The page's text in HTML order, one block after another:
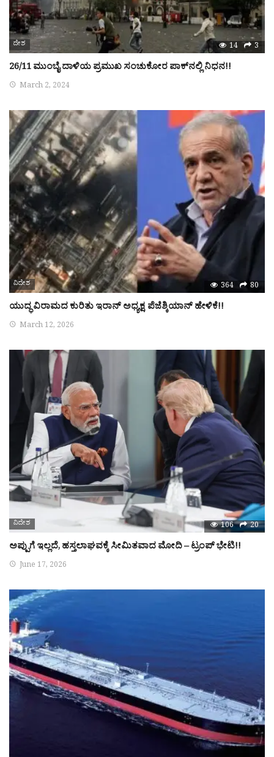
ದೇಶ 14 3
26/11 ಮುಂಬೈ ದಾಳಿಯ ಪ್ರಮುಖ ಸಂಚುಕೋರ ಪಾಕ್‌ನಲ್ಲಿ ನಿಧನ!!
March 2, 2024
ವಿದೇಶ 364 80
ಯುದ್ಧ ವಿರಾಮದ ಕುರಿತು ಇರಾನ್ ಅಧ್ಯಕ್ಷ ಪೆಜೆಶ್ಕಿಯಾನ್ ಹೇಳಿಕೆ!!
March 12, 2026
ವಿದೇಶ 106 20
ಅಪ್ಪುಗೆ ಇಲ್ಲದೆ, ಹಸ್ತಲಾಘವಕ್ಕೆ ಸೀಮಿತವಾದ ಮೋದಿ – ಟ್ರಂಪ್ ಭೇಟಿ!!
June 17, 2026